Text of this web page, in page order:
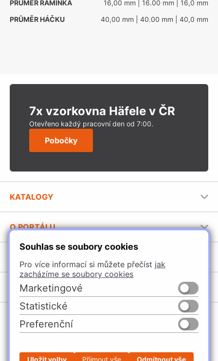
Souhlas se soubory cookies
Pro více informací si můžete přečíst jak
zacházíme se soubory cookies
Marketingové
Statistické
Preferenční
Uložit volby Přijmout vše Odmítnout vše
PRŮMĚR RAMÍNKA
16,00 mm | 16.00 mm | 16,0 mm
PRŮMĚR HÁČKU
40,00 mm | 40.00 mm | 40,0 mm
7x vzorkovna Häfele v ČR
Otevřeno každý pracovní den od 7:00.
Pobočky
KATALOGY
Stavební katalog Häfele
Brožury Häfele
O PORTÁLU
Provozovatel portálu
Jak používat portál
Úchytky
Nábytkové kování
Vybavení kuchyní
Osvětlení a elektro
Stavební kování
POBOČKY
Domašín
Vyškov
Česká Třebová